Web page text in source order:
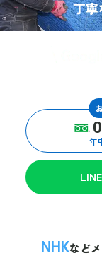
年
NHKなど